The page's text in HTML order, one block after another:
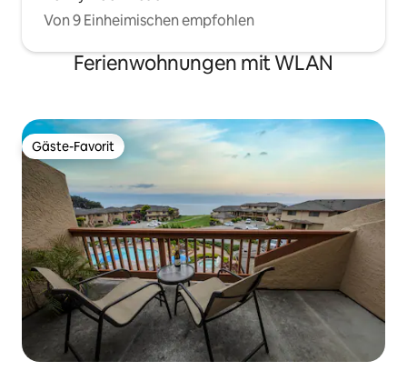
Von 9 Einheimischen empfohlen
Ferienwohnungen mit WLAN
Gäste-Favorit
Gäste-Favorit